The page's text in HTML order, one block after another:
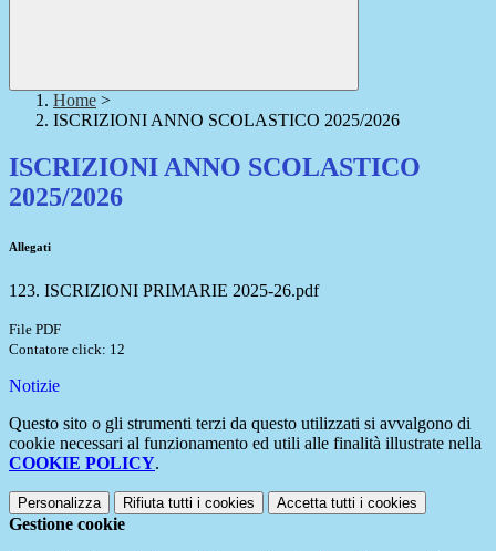
Home >
ISCRIZIONI ANNO SCOLASTICO 2025/2026
ISCRIZIONI ANNO SCOLASTICO
2025/2026
Allegati
123. ISCRIZIONI PRIMARIE 2025-26.pdf
File PDF
Contatore click: 12
Notizie
Questo sito o gli strumenti terzi da questo utilizzati si avvalgono di
cookie necessari al funzionamento ed utili alle finalità illustrate nella
COOKIE POLICY.
Personalizza Rifiuta tutti i cookies Accetta tutti i cookies
Gestione cookie